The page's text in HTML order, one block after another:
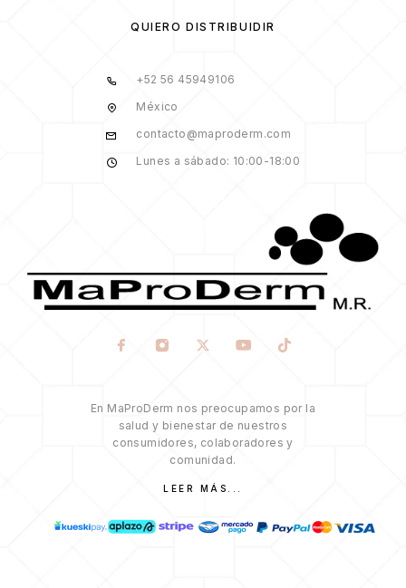
QUIERO DISTRIBUIDIR
+52 56 45949106
México
contacto@maproderm.com
Lunes a sábado: 10:00-18:00
En MaProDerm nos preocupamos por la
salud y bienestar de nuestros
consumidores, colaboradores y
comunidad.
LEER MÁS...